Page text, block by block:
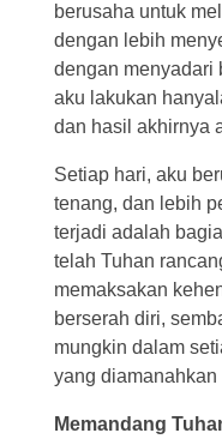
berusaha untuk
dengan lebih
dengan menyadari
aku lakukan
dan hasil akhirnya
Setiap hari, aku
tenang, dan lebih
terjadi adalah
telah Tuhan
memaksakan
berserah diri,
mungkin dalam
yang diamanahkan
Memandang